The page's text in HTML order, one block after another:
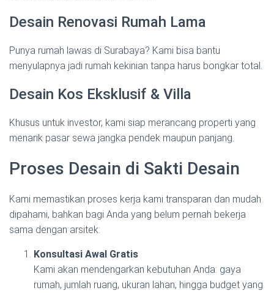
Desain Renovasi Rumah Lama
Punya rumah lawas di Surabaya? Kami bisa bantu
menyulapnya jadi rumah kekinian tanpa harus bongkar total.
Desain Kos Eksklusif & Villa
Khusus untuk investor, kami siap merancang properti yang
menarik pasar sewa jangka pendek maupun panjang.
Proses Desain di Sakti Desain
Kami memastikan proses kerja kami transparan dan mudah
dipahami, bahkan bagi Anda yang belum pernah bekerja
sama dengan arsitek:
Konsultasi Awal Gratis
Kami akan mendengarkan kebutuhan Anda: gaya
rumah, jumlah ruang, ukuran lahan, hingga budget yang